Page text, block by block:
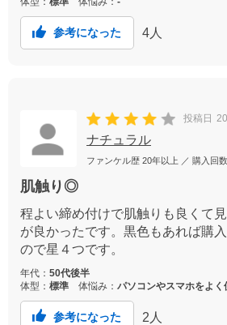
参考になった 4 人
投稿日
ナチュラル
ファンケル歴 20年以上 ／ 購入回数
肌触り◎
程よい締め付けで肌触りも良くて
が良かったです。黒色もあれば購
ので星４つです。
年代： 50代後半
体型： 標準 体悩み： パソコンやスマホをよく
参考になった 2 人